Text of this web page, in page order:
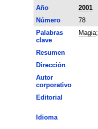
Año
2001
Número
78
Palabras
clave
Magia;
Resumen
Dirección
Autor
corporativo
Editorial
Idioma